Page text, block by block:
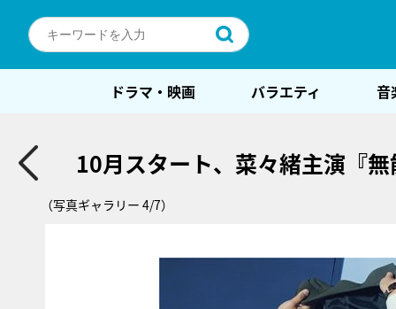
ドラマ・映画 バラエティ 音
10月スタート、菜々緒主演『
（写真ギャラリー 4/7）